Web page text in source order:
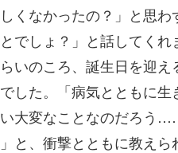
くなかったの？」と思
でしょ？」と話してくれ
いのころ、誕生日を迎え
した。「病気とともに
大変なことなのだろう
と、衝撃とともに教え